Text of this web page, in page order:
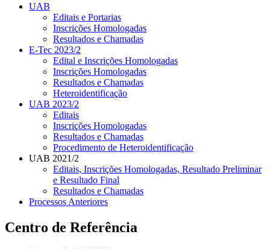
UAB
Editais e Portarias
Inscrições Homologadas
Resultados e Chamadas
E-Tec 2023/2
Edital e Inscrições Homologadas
Inscrições Homologadas
Resultados e Chamadas
Heteroidentificação
UAB 2023/2
Editais
Inscrições Homologadas
Resultados e Chamadas
Procedimento de Heteroidentificação
UAB 2021/2
Editais, Inscrições Homologadas, Resultado Preliminar
e Resultado Final
Resultados e Chamadas
Processos Anteriores
Centro de Referência